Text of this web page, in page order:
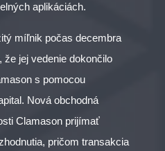
aplikáciách.
míľnik počas decembra
že jej vedenie dokončilo
s pomocou
Nová obchodná
Clamason prijímať
pričom transakcia